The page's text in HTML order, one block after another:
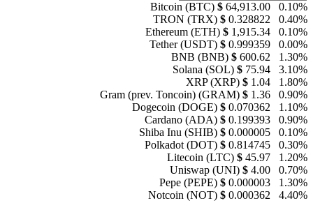
Bitcoin (BTC) $ 64,913.00
0.10%
TRON (TRX) $ 0.328822
0.40%
Ethereum (ETH) $ 1,915.34
0.10%
Tether (USDT) $ 0.999359
0.00%
BNB (BNB) $ 600.62
1.30%
Solana (SOL) $ 75.94
3.10%
XRP (XRP) $ 1.04
1.80%
Gram (prev. Toncoin) (GRAM) $ 1.36
0.90%
Dogecoin (DOGE) $ 0.070362
1.10%
Cardano (ADA) $ 0.199393
0.90%
Shiba Inu (SHIB) $ 0.000005
0.10%
Polkadot (DOT) $ 0.814745
0.30%
Litecoin (LTC) $ 45.97
1.20%
Uniswap (UNI) $ 4.00
0.70%
Pepe (PEPE) $ 0.000003
1.30%
Notcoin (NOT) $ 0.000362
4.40%